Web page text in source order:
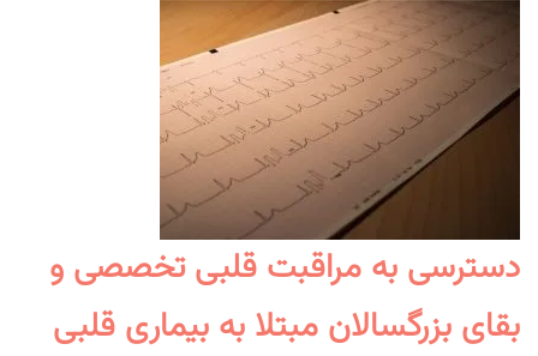
دسترسی به مراقبت قلبی تخصصی و
بقای بزرگسالان مبتلا به بیماری قلبی